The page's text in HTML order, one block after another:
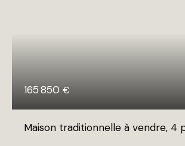
165 850 €
Maison traditionnelle à vendre, 4